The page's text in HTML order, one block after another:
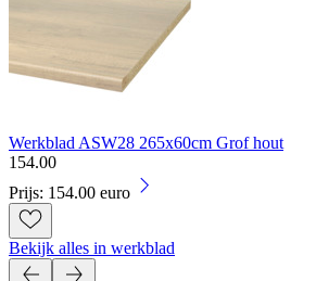
Werkblad ASW28 265x60cm Grof hout
154.00
Prijs: 154.00 euro
Bekijk alles in werkblad